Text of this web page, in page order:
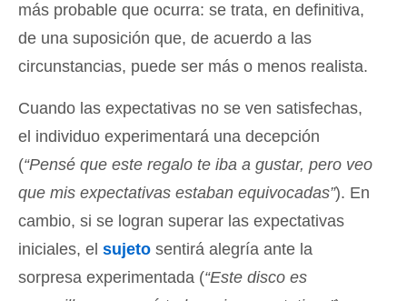
más probable que ocurra: se trata, en definitiva,
de una suposición que, de acuerdo a las
circunstancias, puede ser más o menos realista.
Cuando las expectativas no se ven satisfechas,
el individuo experimentará una decepción
(“Pensé que este regalo te iba a gustar, pero veo
que mis expectativas estaban equivocadas”). En
cambio, si se logran superar las expectativas
iniciales, el sujeto sentirá alegría ante la
sorpresa experimentada (“Este disco es